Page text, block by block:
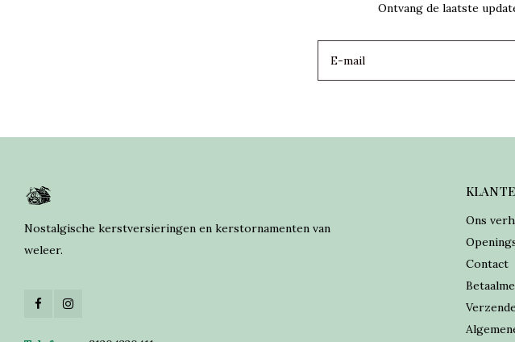
Ontvang de laatste
Nostalgische kerstversieringen en kerstornamenten van
weleer.
Ons
Contact